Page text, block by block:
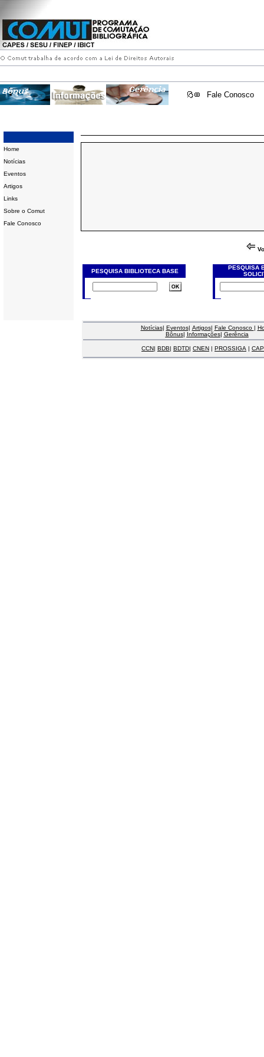
Fale Conosco
Home
Notícias
Eventos
Artigos
Links
Sobre o Comut
Fale Conosco
PESQUISA BIBLIOTECA BASE
PESQUISA
Notícias| Eventos| Artigos| Fale Conosco |
Bônus| Informações| Gerência
CCN| BDB| BDTD| CNEN | PROSSIGA |